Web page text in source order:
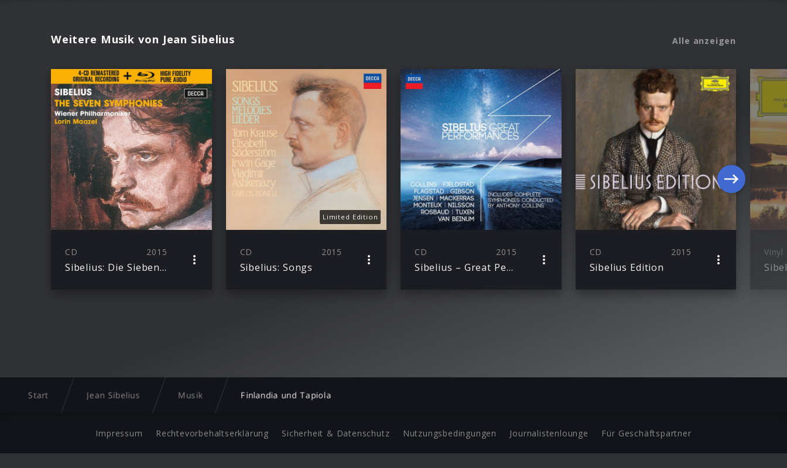
Weitere Musik von Jean Sibelius Alle anzeigen
CD 2015
Sibelius: Die Sieben Sinfonien
Limited Edition
CD 2015
Sibelius: Songs
CD 2015
Sibelius – Great Performances
CD 2015
Sibelius Edition
Vinyl
Start Jean Sibelius Musik Finlandia und Tapiola
Impressum Rechtevorbehaltserklärung Sicherheit & Datenschutz Nutzungsbedingungen Journalistenlounge Für Geschäftspartner